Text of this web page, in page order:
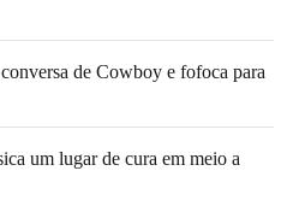
de Cowboy e fofoca para
um lugar de cura em meio a